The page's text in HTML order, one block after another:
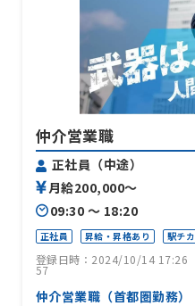
仲介営業職
正社員（中途）
月給200,000〜
09:30 〜 18:20
正社員 昇給・昇格あり 駅チカ
登録日時：2024/10/14 17:26
57
仲介営業職（首都圏勤務）